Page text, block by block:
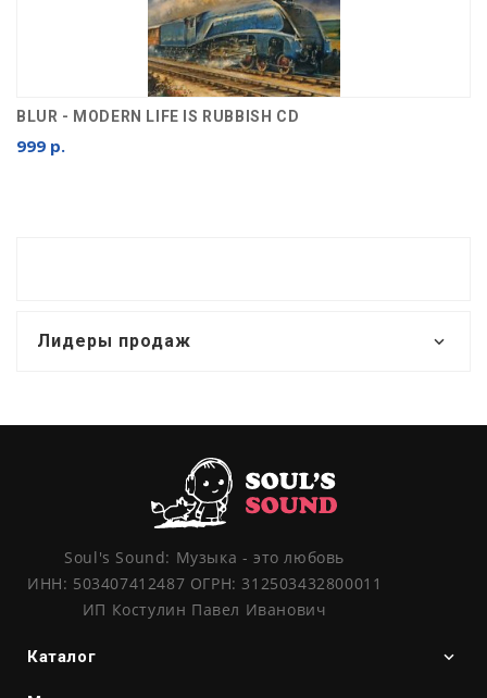
BLUR - MODERN LIFE IS RUBBISH CD
999 р.
Лидеры продаж
Soul's Sound: Музыка - это любовь
ИНН: 503407412487 ОГРН: 312503432800011
ИП Костулин Павел Иванович
Каталог